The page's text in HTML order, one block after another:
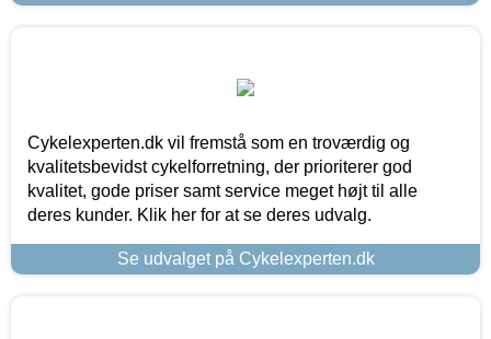
Cykelexperten.dk vil fremstå som en troværdig og
kvalitetsbevidst cykelforretning, der prioriterer god
kvalitet, gode priser samt service meget højt til alle
deres kunder. Klik her for at se deres udvalg.
Se udvalget på Cykelexperten.dk